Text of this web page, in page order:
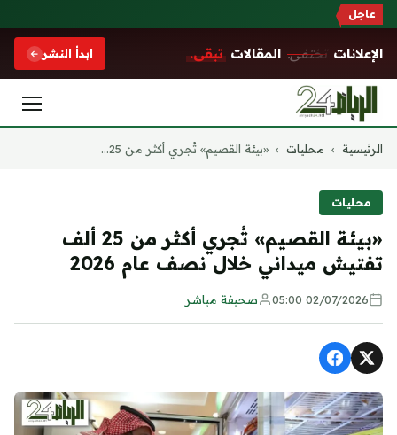
عاجل
الإعلانات تختفي. المقالات تبقى. ابدأ النشر
التجاوز
الرئيسية › محليات › «بيئة القصيم» تُجري أكثر من 25...
محليات
«بيئة القصيم» تُجري أكثر من 25 ألف
تفتيش ميداني خلال نصف عام 2026
02/07/2026 05:00 صحيفة مباشر